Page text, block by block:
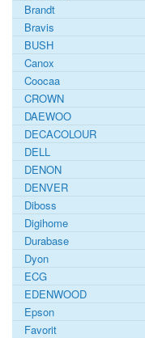
Brandt
Bravis
BUSH
Canox
Coocaa
CROWN
DAEWOO
DECACOLOUR
DELL
DENON
DENVER
Diboss
Digihome
Durabase
Dyon
ECG
EDENWOOD
Epson
Favorit